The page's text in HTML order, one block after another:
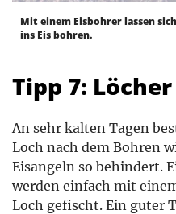
Mit einem Eisbohrer lassen
ins Eis bohren.
Tipp 7:
An sehr kalten Tagen
Loch nach dem Bohren
Eisangeln so behindert.
werden einfach mit
Loch gefischt. Ein guter